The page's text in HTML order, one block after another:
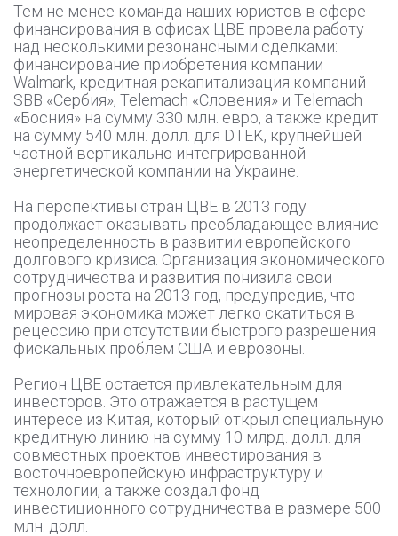
Тем не менее команда наших юристов в сфере
финансирования в офисах ЦВЕ провела работу
над несколькими резонансными сделками:
финансирование приобретения компании
Walmark, кредитная рекапитализация компаний
SBB «Сербия», Telemach «Словения» и Telemach
«Босния» на сумму 330 млн. евро, а также кредит
на сумму 540 млн. долл. для DTEK, крупнейшей
частной вертикально интегрированной
энергетической компании на Украине.
На перспективы стран ЦВЕ в 2013 году
продолжает оказывать преобладающее влияние
неопределенность в развитии европейского
долгового кризиса. Организация экономического
сотрудничества и развития понизила свои
прогнозы роста на 2013 год, предупредив, что
мировая экономика может легко скатиться в
рецессию при отсутствии быстрого разрешения
фискальных проблем США и еврозоны.
Регион ЦВЕ остается привлекательным для
инвесторов. Это отражается в растущем
интересе из Китая, который открыл специальную
кредитную линию на сумму 10 млрд. долл. для
совместных проектов инвестирования в
восточноевропейскую инфраструктуру и
технологии, а также создал фонд
инвестиционного сотрудничества в размере 500
млн. долл.